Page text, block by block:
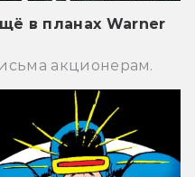
в планах Warner
акционерам.